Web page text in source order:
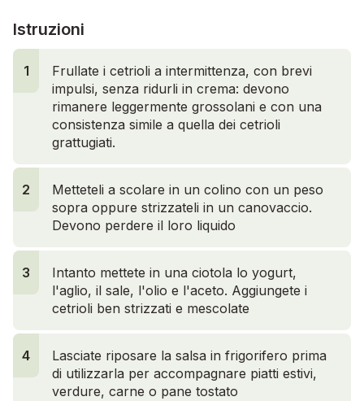
Istruzioni
1
Frullate i cetrioli a intermittenza, con brevi
impulsi, senza ridurli in crema: devono
rimanere leggermente grossolani e con una
consistenza simile a quella dei cetrioli
grattugiati.
2
Metteteli a scolare in un colino con un peso
sopra oppure strizzateli in un canovaccio.
Devono perdere il loro liquido
3
Intanto mettete in una ciotola lo yogurt,
l'aglio, il sale, l'olio e l'aceto. Aggiungete i
cetrioli ben strizzati e mescolate
4
Lasciate riposare la salsa in frigorifero prima
di utilizzarla per accompagnare piatti estivi,
verdure, carne o pane tostato